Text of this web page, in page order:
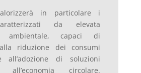
in particolare i
da elevata
ambientale, capaci di
riduzione dei consumi
all’adozione di soluzioni
all’economia circolare.